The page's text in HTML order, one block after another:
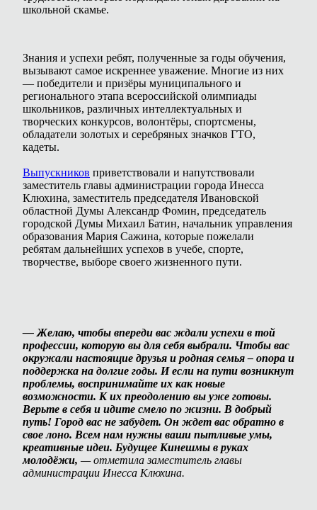
школьной скамье.
Знания и успехи ребят, полученные за годы обучения,
вызывают самое искреннее уважение. Многие из них
— победители и призёры муниципального и
регионального этапа всероссийской олимпиады
школьников, различных интеллектуальных и
творческих конкурсов, волонтёры, спортсмены,
обладатели золотых и серебряных значков ГТО,
кадеты.
Выпускников приветствовали и напутствовали
заместитель главы администрации города Инесса
Клюхина, заместитель председателя Ивановской
областной Думы Александр Фомин, председатель
городской Думы Михаил Батин, начальник управления
образования Мария Сажина, которые пожелали
ребятам дальнейших успехов в учебе, спорте,
творчестве, выборе своего жизненного пути.
— Желаю, чтобы впереди вас ждали успехи в той
профессии, которую вы для себя выбрали. Чтобы вас
окружали настоящие друзья и родная семья – опора и
поддержка на долгие годы. И если на пути возникнут
проблемы, воспринимайте их как новые
возможности. К их преодолению вы уже готовы.
Верьте в себя и идите смело по жизни. В добрый
путь! Город вас не забудет. Он ждет вас обратно в
свое лоно. Всем нам нужны ваши пытливые умы,
креативные идеи. Будущее Кинешмы в руках
молодёжи, — отметила заместитель главы
администрации Инесса Клюхина.